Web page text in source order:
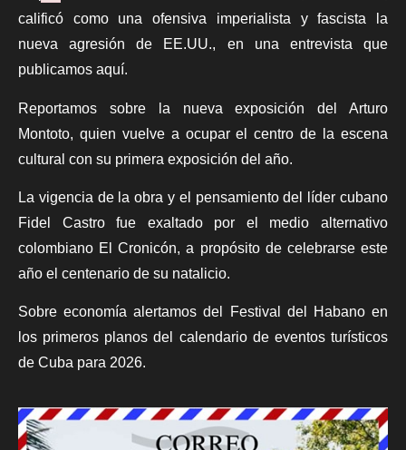
calificó como una ofensiva imperialista y fascista la
nueva agresión de EE.UU., en una entrevista que
publicamos aquí.
Reportamos sobre la nueva exposición del Arturo
Montoto, quien vuelve a ocupar el centro de la escena
cultural con su primera exposición del año.
La vigencia de la obra y el pensamiento del líder cubano
Fidel Castro fue exaltado por el medio alternativo
colombiano El Cronicón, a propósito de celebrarse este
año el centenario de su natalicio.
Sobre economía alertamos del Festival del Habano en
los primeros planos del calendario de eventos turísticos
de Cuba para 2026.
Failed to initialize plugin: wplink